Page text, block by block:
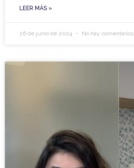
LEER MÁS »
26 de junio de 2024 No hay comentarios